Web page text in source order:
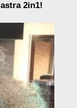
2in1!